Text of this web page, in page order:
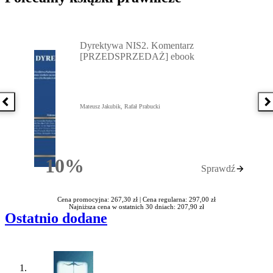
Poprzednia książka
10%Rabatu
Dyrektywa NIS2. Komentarz
[PRZEDSPRZEDAŻ] ebook
Mateusz Jakubik, Rafał Prabucki
Sprawdź
Cena promocyjna: 267,30 zł | Cena regularna: 297,00 zł
Najniższa cena w ostatnich 30 dniach: 207,90 zł
Ostatnio dodane